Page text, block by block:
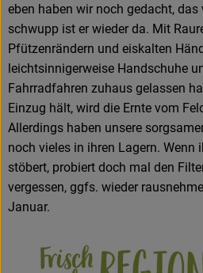
Frisches
Angebote & Neues
Naturwaren
Vorratskammer
Getränke
Jobkiste
So geht’s
eben haben wir noch gedacht, das
schwupp ist er wieder da. Mit
Pfützenrändern und eiskalten
leichtsinnigerweise Handschuhe
Fahrradfahren zuhaus gelassen
Einzug hält, wird die Ernte vom
Allerdings haben unsere
noch vieles in ihren Lagern. Wenn
stöbert, probiert doch mal den
vergessen, ggfs. wieder
Januar.